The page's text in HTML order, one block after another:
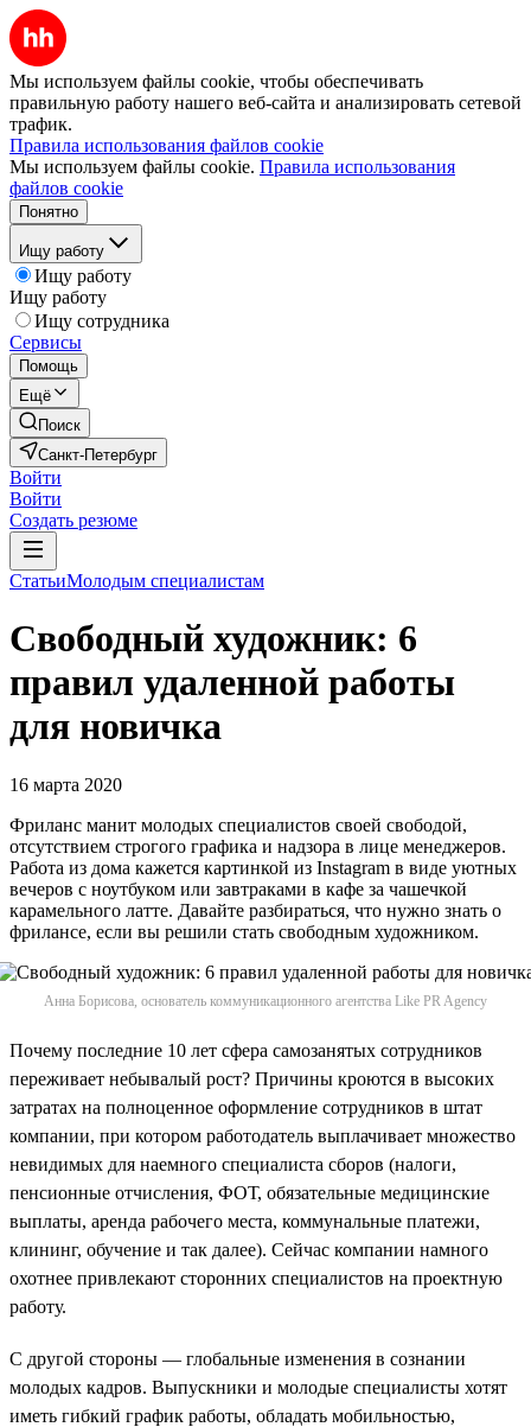
Мы используем файлы cookie, чтобы обеспечивать
правильную работу нашего веб-сайта и анализировать сетевой
трафик.
Правила использования файлов cookie
Мы используем файлы cookie. Правила использования
файлов cookie
Понятно
Ищу работу
Ищу работу
Ищу работу
Ищу сотрудника
Сервисы
Помощь
Ещё
Поиск
Санкт-Петербург
Войти
Войти
Создать резюме
СтатьиМолодым специалистам
Свободный художник: 6
правил удаленной работы
для новичка
16 марта 2020
Фриланс манит молодых специалистов своей свободой,
отсутствием строгого графика и надзора в лице менеджеров.
Работа из дома кажется картинкой из Instagram в виде уютных
вечеров с ноутбуком или завтраками в кафе за чашечкой
карамельного латте. Давайте разбираться, что нужно знать о
фрилансе, если вы решили стать свободным художником.
Анна Борисова, основатель коммуникационного агентства Like PR Agency
Почему последние 10 лет сфера самозанятых сотрудников
переживает небывалый рост? Причины кроются в высоких
затратах на полноценное оформление сотрудников в штат
компании, при котором работодатель выплачивает множество
невидимых для наемного специалиста сборов (налоги,
пенсионные отчисления, ФОТ, обязательные медицинские
выплаты, аренда рабочего места, коммунальные платежи,
клининг, обучение и так далее). Сейчас компании намного
охотнее привлекают сторонних специалистов на проектную
работу.
С другой стороны — глобальные изменения в сознании
молодых кадров. Выпускники и молодые специалисты хотят
иметь гибкий график работы, обладать мобильностью,